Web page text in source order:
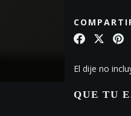
El dije no
QUE TU